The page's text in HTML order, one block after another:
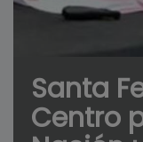
Santa
Centro